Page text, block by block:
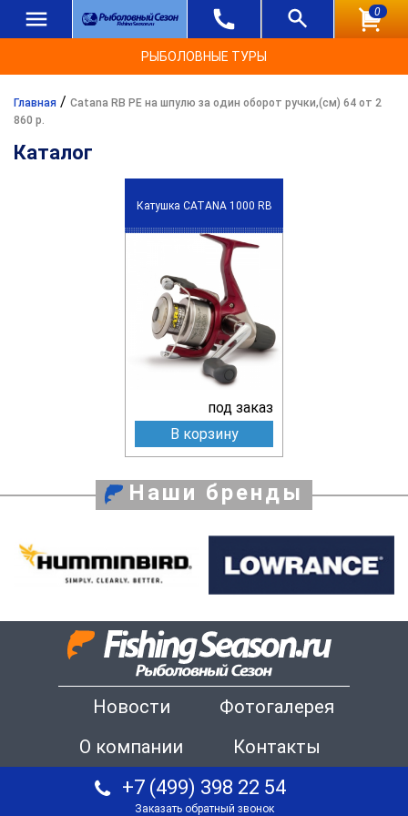
0
РЫБОЛОВНЫЕ ТУРЫ
Главная / Catana RB PE на шпулю за один оборот ручки,(см) 64 от 2
860 р.
Каталог
Катушка CATANA 1000 RB
под заказ
В корзину
Наши бренды
Новости
Фотогалерея
О компании
Контакты
+7 (499) 398 22 54
Заказать обратный звонок